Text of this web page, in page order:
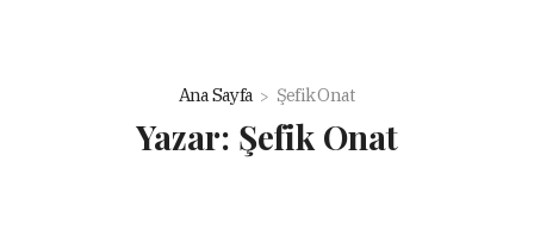
Ana Sayfa Şefik Onat
Yazar: Şefik Onat